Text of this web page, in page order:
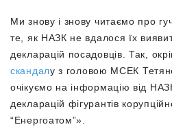
Ми знову і знову читаємо про
те, як НАЗК не вдалося їх
декларацій посадовців. Так,
скандалу з головою МСЕК
очікуємо на інформацію від
декларацій фігурантів
“Енергоатом”».